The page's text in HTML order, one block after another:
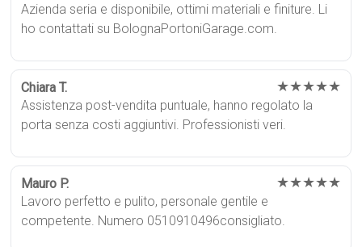
Azienda seria e disponibile, ottimi materiali e finiture. Li
ho contattati su BolognaPortoniGarage.com.
Chiara T. ★★★★★
Assistenza post-vendita puntuale, hanno regolato la
porta senza costi aggiuntivi. Professionisti veri.
Mauro P. ★★★★★
Lavoro perfetto e pulito, personale gentile e
competente. Numero 0510910496consigliato.